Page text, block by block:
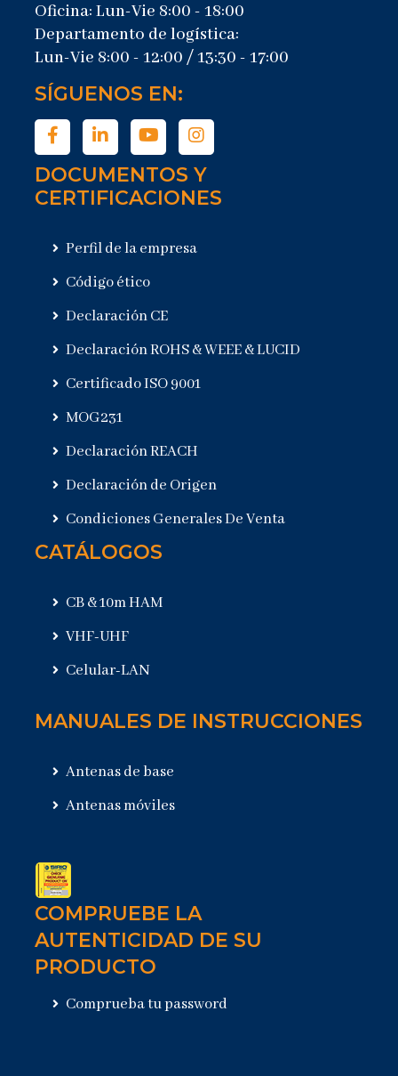
Oficina: Lun-Vie 8:00 - 18:00
Departamento de logística:
Lun-Vie 8:00 - 12:00 / 13:30 - 17:00
SÍGUENOS EN:
DOCUMENTOS Y
CERTIFICACIONES
Perfil de la empresa
Código ético
Declaración CE
Declaración ROHS & WEEE & LUCID
Certificado ISO 9001
MOG231
Declaración REACH
Declaración de Origen
Condiciones Generales De Venta
CATÁLOGOS
CB & 10m HAM
VHF-UHF
Celular-LAN
MANUALES DE INSTRUCCIONES
Antenas de base
Antenas móviles
COMPRUEBE LA
AUTENTICIDAD DE SU
PRODUCTO
Comprueba tu password